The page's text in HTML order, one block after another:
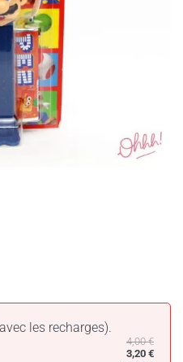
les recharges).
4,00€
3,20 €